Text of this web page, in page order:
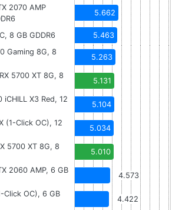
2070 AMP
5.662
8 GB GDDR6
5.463
Gaming 8G, 8
5.263
5700 XT 8G, 8
5.131
iCHILL X3 Red, 12
5.104
(1-Click OC), 12
5.034
5700 XT 8G, 8
5.010
2060 AMP, 6 GB
4.573
Click OC), 6 GB
4.422